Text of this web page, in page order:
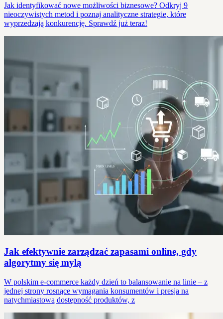
Jak identyfikować nowe możliwości biznesowe? Odkryj 9
nieoczywistych metod i poznaj analityczne strategie, które
wyprzedzają konkurencję. Sprawdź już teraz!
Jak efektywnie zarządzać zapasami online, gdy
algorytmy się mylą
W polskim e-commerce każdy dzień to balansowanie na linie – z
jednej strony rosnące wymagania konsumentów i presja na
natychmiastową dostępność produktów, z